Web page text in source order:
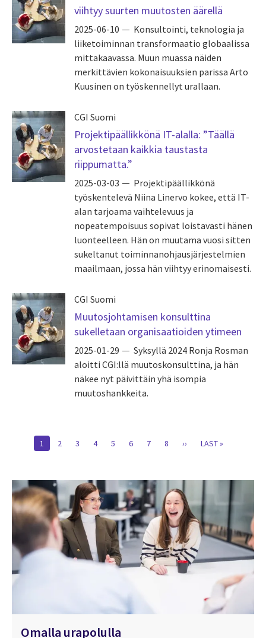
viihtyy suurten muutosten äärellä
2025-06-10
Konsultointi, teknologia ja
liiketoiminnan transformaatio globaalissa
mittakaavassa. Muun muassa näiden
merkittävien kokonaisuuksien parissa Arto
Kuusinen on työskennellyt urallaan.
CGI Suomi
Projektipäällikkönä IT-alalla: ”Täällä
arvostetaan kaikkia taustasta
riippumatta.”
2025-03-03
Projektipäällikkönä
työskentelevä Niina Linervo kokee, että IT-
alan tarjoama vaihtelevuus ja
nopeatempoisuus sopivat loistavasti hänen
luonteelleen. Hän on muutama vuosi sitten
sukeltanut toiminnanohjausjärjestelmien
maailmaan, jossa hän viihtyy erinomaisesti.
CGI Suomi
Muutosjohtamisen konsulttina
sukelletaan organisaatioiden ytimeen
2025-01-29
Syksyllä 2024 Ronja Rosman
aloitti CGI:llä muutoskonsulttina, ja hän
näkee nyt päivittäin yhä isompia
muutoshankkeita.
PaginationCURRENT
1 PAGE
2 PAGE
3 PAGE
4 PAGE
5 PAGE
6 PAGE
7 PAGE
8
NEXT
››
LAST
LAST »
Omalla urapolulla